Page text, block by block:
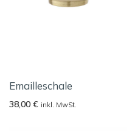
Emailleschale
38,00 € inkl. MwSt.